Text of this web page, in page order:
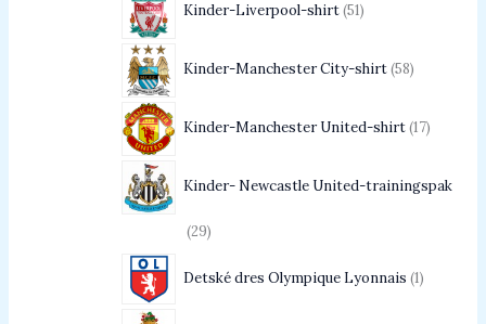
Kinder-Liverpool-shirt 51
Kinder-Manchester City-shirt 58
Kinder-Manchester United-shirt 17
Kinder- Newcastle United-trainingspak
29
Detské dres Olympique Lyonnais 1